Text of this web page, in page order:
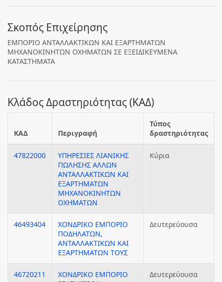
Σκοπός Επιχείρησης
ΕΜΠΟΡΙΟ ΑΝΤΑΛΛΑΚΤΙΚΩΝ ΚΑΙ ΕΞΑΡΤΗΜΑΤΩΝ
ΜΗΧΑΝΟΚΙΝΗΤΩΝ ΟΧΗΜΑΤΩΝ ΣΕ ΕΞΕΙΔΙΚΕΥΜΕΝΑ
ΚΑΤΑΣΤΗΜΑΤΑ
Κλάδος Δραστηριότητας (ΚΑΔ)
ΚΑΔ Περιγραφή
Τύπος
δραστηριότητας
47822000
ΥΠΗΡΕΣΙΕΣ ΛΙΑΝΙΚΗΣ
ΠΩΛΗΣΗΣ ΑΛΛΩΝ
ΑΝΤΑΛΛΑΚΤΙΚΩΝ ΚΑΙ
ΕΞΑΡΤΗΜΑΤΩΝ
ΜΗΧΑΝΟΚΙΝΗΤΩΝ
ΟΧΗΜΑΤΩΝ
Κύρια
46493404
ΧΟΝΔΡΙΚΟ ΕΜΠΟΡΙΟ
ΠΟΔΗΛΑΤΩΝ,
ΑΝΤΑΛΛΑΚΤΙΚΩΝ ΚΑΙ
ΕΞΑΡΤΗΜΑΤΩΝ ΤΟΥΣ
Δευτερεύουσα
46720211
ΧΟΝΔΡΙΚΟ ΕΜΠΟΡΙΟ
Δευτερεύουσα